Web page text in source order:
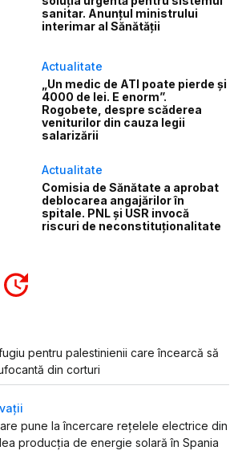
sanitar. Anunțul ministrului
interimar al Sănătății
Actualitate
„Un medic de ATI poate pierde și
4000 de lei. E enorm”.
Rogobete, despre scăderea
veniturilor din cauza legii
salarizării
Actualitate
Comisia de Sănătate a aprobat
deblocarea angajărilor în
spitale. PNL și USR invocă
riscuri de neconstituționalitate
pentru palestinienii care încearcă să
din corturi
pune la încercare rețelele electrice din
producția de energie solară în Spania